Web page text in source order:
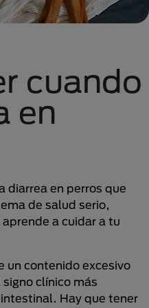
cuando
en
diarrea en perros que
de salud serio,
a cuidar a tu
un contenido excesivo
signo clínico más
Hay que tener